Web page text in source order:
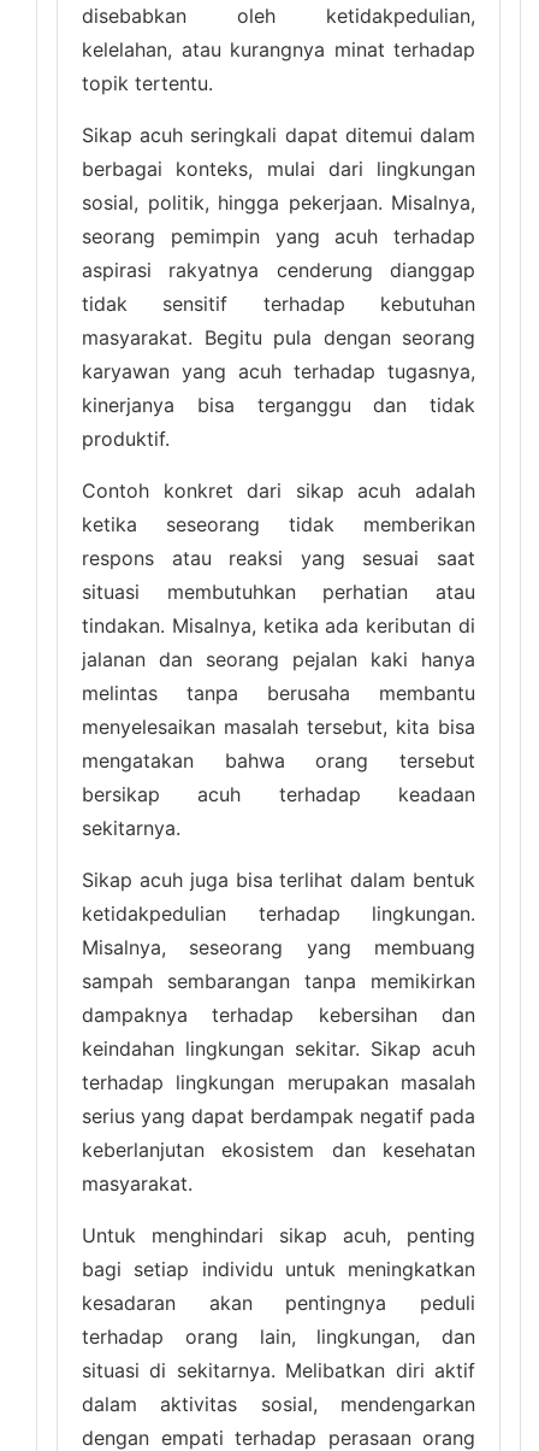
disebabkan oleh ketidakpedulian,
kelelahan, atau kurangnya minat terhadap
topik tertentu.
Sikap acuh seringkali dapat ditemui dalam
berbagai konteks, mulai dari lingkungan
sosial, politik, hingga pekerjaan. Misalnya,
seorang pemimpin yang acuh terhadap
aspirasi rakyatnya cenderung dianggap
tidak sensitif terhadap kebutuhan
masyarakat. Begitu pula dengan seorang
karyawan yang acuh terhadap tugasnya,
kinerjanya bisa terganggu dan tidak
produktif.
Contoh konkret dari sikap acuh adalah
ketika seseorang tidak memberikan
respons atau reaksi yang sesuai saat
situasi membutuhkan perhatian atau
tindakan. Misalnya, ketika ada keributan di
jalanan dan seorang pejalan kaki hanya
melintas tanpa berusaha membantu
menyelesaikan masalah tersebut, kita bisa
mengatakan bahwa orang tersebut
bersikap acuh terhadap keadaan
sekitarnya.
Sikap acuh juga bisa terlihat dalam bentuk
ketidakpedulian terhadap lingkungan.
Misalnya, seseorang yang membuang
sampah sembarangan tanpa memikirkan
dampaknya terhadap kebersihan dan
keindahan lingkungan sekitar. Sikap acuh
terhadap lingkungan merupakan masalah
serius yang dapat berdampak negatif pada
keberlanjutan ekosistem dan kesehatan
masyarakat.
Untuk menghindari sikap acuh, penting
bagi setiap individu untuk meningkatkan
kesadaran akan pentingnya peduli
terhadap orang lain, lingkungan, dan
situasi di sekitarnya. Melibatkan diri aktif
dalam aktivitas sosial, mendengarkan
dengan empati terhadap perasaan orang